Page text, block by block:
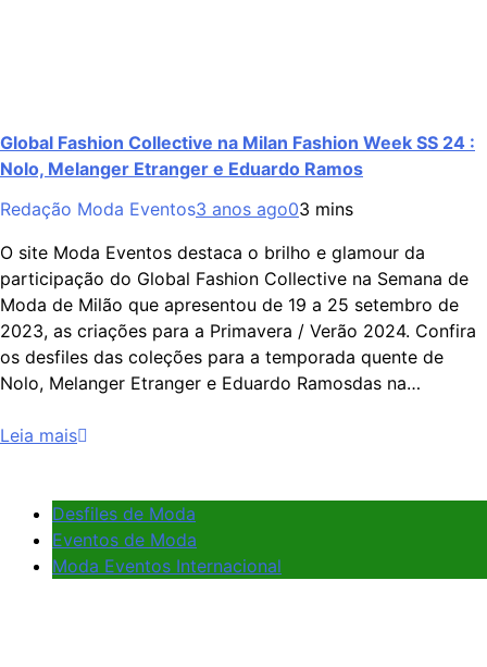
Global Fashion Collective na Milan Fashion Week SS 24 :
Nolo, Melanger Etranger e Eduardo Ramos
Redação Moda Eventos3 anos ago03 mins
O site Moda Eventos destaca o brilho e glamour da
participação do Global Fashion Collective na Semana de
Moda de Milão que apresentou de 19 a 25 setembro de
2023, as criações para a Primavera / Verão 2024. Confira
os desfiles das coleções para a temporada quente de
Nolo, Melanger Etranger e Eduardo Ramosdas na…
Leia mais
Desfiles de Moda
Eventos de Moda
Moda Eventos Internacional